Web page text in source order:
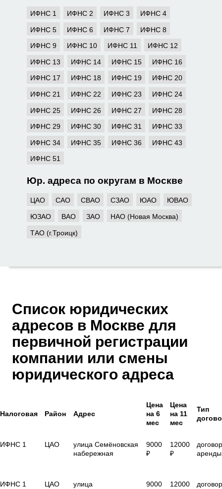
ИФНС 1 ИФНС 2 ИФНС 3 ИФНС 4
ИФНС 5 ИФНС 6 ИФНС 7 ИФНС 8
ИФНС 9 ИФНС 10 ИФНС 11 ИФНС 12
ИФНС 13 ИФНС 14 ИФНС 15 ИФНС 16
ИФНС 17 ИФНС 18 ИФНС 19 ИФНС 20
ИФНС 21 ИФНС 22 ИФНС 23 ИФНС 24
ИФНС 25 ИФНС 26 ИФНС 27 ИФНС 28
ИФНС 29 ИФНС 30 ИФНС 31 ИФНС 33
ИФНС 34 ИФНС 35 ИФНС 36 ИФНС 43
ИФНС 51
Юр. адреса по округам в Москве
ЦАО САО СВАО СЗАО ЮАО ЮВАО
ЮЗАО ВАО ЗАО НАО (Новая Москва)
ТАО (г.Троицк)
Список юридических
адресов в Москве для
первичной регистрации
компании или смены
юридического адреса
Налоговая Район Адрес
Цена
на 6
мес
Цена
на 11
мес
Тип
ИФНС 1 ЦАО
улица Семёновская
набережная
9000
₽
12000
₽
договор
аренды
ИФНС 1 ЦАО
улица
9000
12000
договор